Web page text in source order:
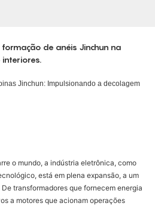
de anéis Jinchun na
Jinchun: Impulsionando a decolagem
o mundo, a indústria eletrônica, como
está em plena expansão, a um
transformadores que fornecem energia
a motores que acionam operações